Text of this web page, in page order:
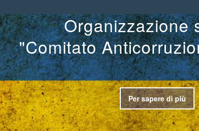
Organizzazione
"Comitato
Per sapere di più